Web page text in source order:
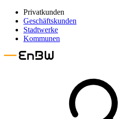
Privatkunden
Geschäftskunden
Stadtwerke
Kommunen